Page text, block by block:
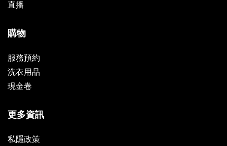
直播
購物
服務預約
洗衣用品
現金卷
更多資訊
私隱政策